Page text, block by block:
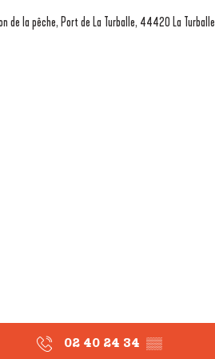
de la pêche, Port de La Turballe, 44420 La Turballe
02 40 24 34 ▒▒